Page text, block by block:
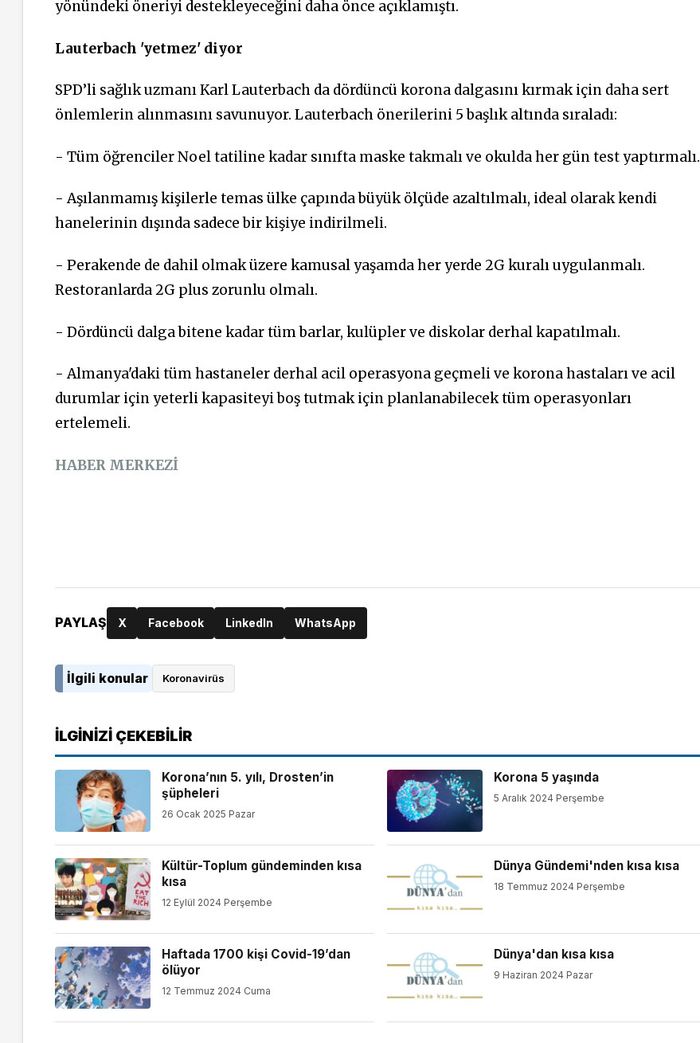
yönündeki öneriyi destekleyeceğini daha önce açıklamıştı.
Lauterbach 'yetmez' diyor
SPD’li sağlık uzmanı Karl Lauterbach da dördüncü korona dalgasını kırmak için daha sert
önlemlerin alınmasını savunuyor. Lauterbach önerilerini 5 başlık altında sıraladı:
- Tüm öğrenciler Noel tatiline kadar sınıfta maske takmalı ve okulda her gün test yaptırmalı.
- Aşılanmamış kişilerle temas ülke çapında büyük ölçüde azaltılmalı, ideal olarak kendi
hanelerinin dışında sadece bir kişiye indirilmeli.
- Perakende de dahil olmak üzere kamusal yaşamda her yerde 2G kuralı uygulanmalı.
Restoranlarda 2G plus zorunlu olmalı.
- Dördüncü dalga bitene kadar tüm barlar, kulüpler ve diskolar derhal kapatılmalı.
- Almanya'daki tüm hastaneler derhal acil operasyona geçmeli ve korona hastaları ve acil
durumlar için yeterli kapasiteyi boş tutmak için planlanabilecek tüm operasyonları
ertelemeli.
HABER MERKEZİ
PAYLAŞ X Facebook LinkedIn WhatsApp
İlgili konular Koronavirüs
İLGINIZI ÇEKEBILIR
Korona’nın 5. yılı, Drosten’in
şüpheleri
26 Ocak 2025 Pazar
Korona 5 yaşında
5 Aralık 2024 Perşembe
Kültür-Toplum gündeminden kısa
kısa
12 Eylül 2024 Perşembe
Dünya Gündemi'nden kısa kısa
18 Temmuz 2024 Perşembe
Haftada 1700 kişi Covid-19’dan
ölüyor
12 Temmuz 2024 Cuma
Dünya'dan kısa kısa
9 Haziran 2024 Pazar